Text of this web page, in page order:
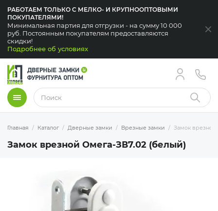
РАБОТАЕМ ТОЛЬКО С МЕЛКО- И КРУПНООПТОВЫМИ
ПОКУПАТЕЛЯМИ!
Минимальная партия для отгрузки - на сумму 10 000
руб. Постоянным покупателям предоставляются
скидки!
Подробнее об условиях
Меню Найти
Главная Каталог Дверные замки Врезные замки Замок
Замок врезной Омега-ЗВ7.02 (белый)